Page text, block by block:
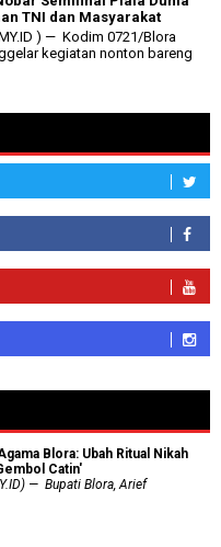
TNI dan Masyarakat
) — Kodim 0721/Blora
kegiatan nonton bareng
Blora: Ubah Ritual Nikah
Catin'
— Bupati Blora, Arief